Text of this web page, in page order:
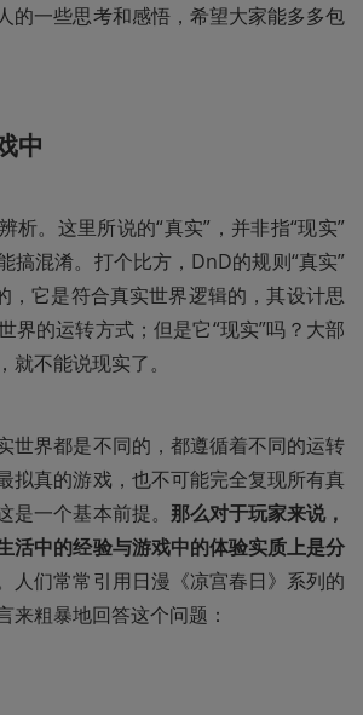
的一些思考和感悟，希望大家能多多包
中
析。这里所说的“真实”，并非指“现实”
混淆。打个比方，DnD的规则“真实”
，它是符合真实世界逻辑的，其设计思
界的运转方式；但是它“现实”吗？大部
不能说现实了。
世界都是不同的，都遵循着不同的运转
拟真的游戏，也不可能完全复现所有真
一个基本前提。 那么对于玩家来说，
活中的经验与游戏中的体验实质上是分
人们常常引用日漫《凉宫春日》系列的
来粗暴地回答这个问题：